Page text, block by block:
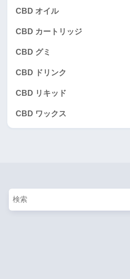
CBD オイル
CBD カートリッジ
CBD グミ
CBD ドリンク
CBD リキッド
CBD ワックス